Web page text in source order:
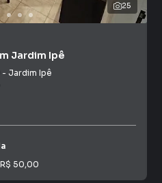
25
Jardim Ipê
- Jardim Ipê
R$ 50,00